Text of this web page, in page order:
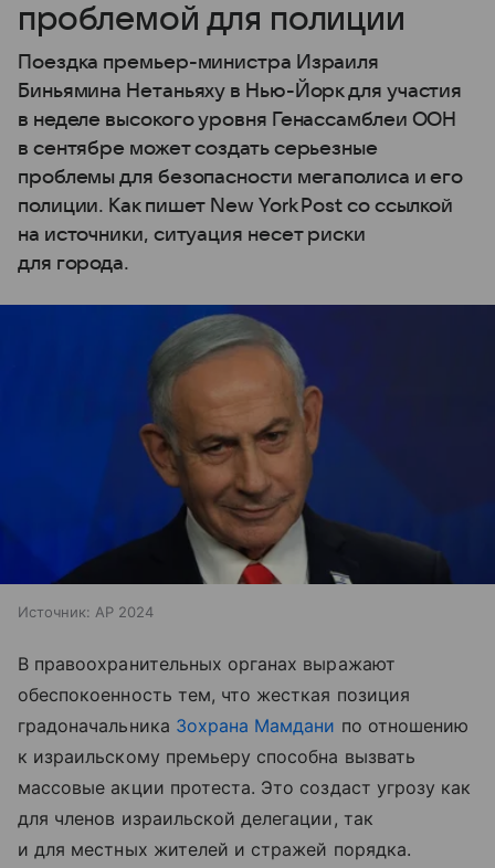
проблемой для полиции
Поездка премьер-министра Израиля
Биньямина Нетаньяху в Нью-Йорк для участия
в неделе высокого уровня Генассамблеи ООН
в сентябре может создать серьезные
проблемы для безопасности мегаполиса и его
полиции. Как пишет New York Post со ссылкой
на источники, ситуация несет риски
для города.
Источник: AP 2024
В правоохранительных органах выражают
обеспокоенность тем, что жесткая позиция
градоначальника Зохрана Мамдани по отношению
к израильскому премьеру способна вызвать
массовые акции протеста. Это создаст угрозу как
для членов израильской делегации, так
и для местных жителей и стражей порядка.